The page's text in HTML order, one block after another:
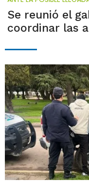
Se reunió el
coordinar las